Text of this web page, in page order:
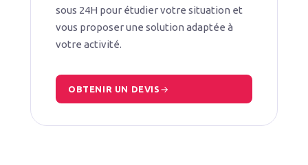
sous 24H pour étudier votre situation et
vous proposer une solution adaptée à
votre activité.
OBTENIR UN DEVIS